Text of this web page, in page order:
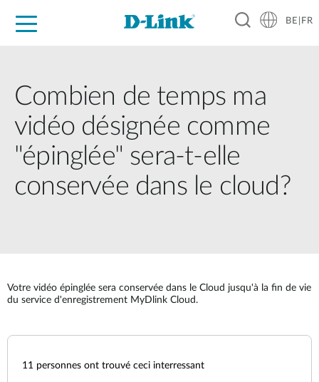
BE|FR
Combien de temps ma
vidéo désignée comme
"épinglée" sera-t-elle
conservée dans le cloud?
Votre vidéo épinglée sera conservée dans le Cloud jusqu'à la fin de vie
du service d'enregistrement MyDlink Cloud.
11 personnes ont trouvé ceci interressant